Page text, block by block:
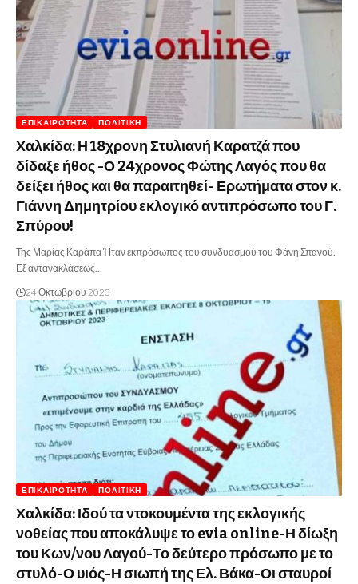
ΕΠΙΚΑΙΡΌΤΗΤΑ ΠΟΛΙΤΙΚΉ
Χαλκίδα: Η 18χρονη Στυλιανή Καρατζά που
δίδαξε ήθος -Ο 24χρονος Φώτης Λαγός που θα
δείξει ήθος και θα παραιτηθεί- Ερωτήματα στον κ.
Γιάννη Δημητρίου εκλογικό αντιπρόσωπο του Γ.
Σπύρου!
Της Μαρίας Καράπα Ήταν εκπρόσωπος του συνδυασμού του Φάνη Σπανού.
Εξ αντανακλάσεως…
24 Οκτωβρίου 2023
ΕΠΙΚΑΙΡΌΤΗΤΑ ΠΟΛΙΤΙΚΉ
Χαλκίδα: Ιδού τα ντοκουμέντα της εκλογικής
νοθείας που αποκάλυψε το evia online-Η δίωξη
του Κων/νου Λαγού-Το δεύτερο πρόσωπο με το
στυλό-Ο υιός-Η σιωπή της Ελ. Βάκα-Οι σταυροί